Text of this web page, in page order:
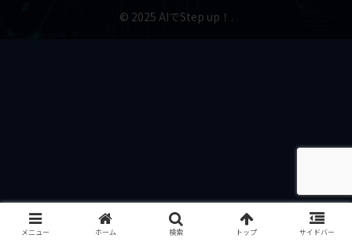
© 2025 AIでStep up！.
メニュー ホーム 検索 トップ サイドバー